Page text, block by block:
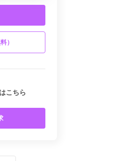
）
こちら